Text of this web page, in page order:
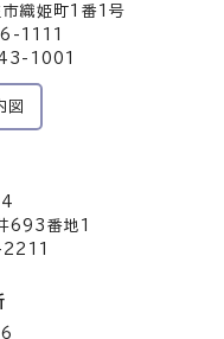
織姫町1番1号
1111
43-1001
図
693番地1